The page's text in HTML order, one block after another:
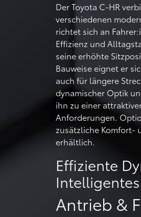
Der Toyota C-HR
verschiedenen
richtet sich an
Effizienz und
seine erhöhte
Bauweise eignet er
auch für längere
dynamischer Optik
ihn zu einer
Anforderungen.
zusätzliche Komfort-
erhältlich.
Effiziente
Antrieb &